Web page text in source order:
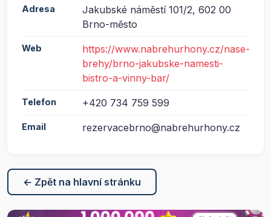
Adresa
Jakubské náměstí 101/2, 602 00
Brno-město
Web
https://www.nabrehurhony.cz/nase-
brehy/brno-jakubske-namesti-
bistro-a-vinny-bar/
Telefon +420 734 759 599
Email rezervacebrno@nabrehurhony.cz
← Zpět na hlavní stránku